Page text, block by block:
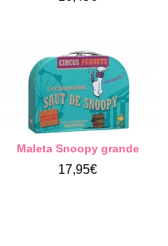
Maleta Snoopy grande
17,95€